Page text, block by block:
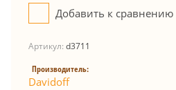
Добавить к сравнению
Артикул: d3711
Производитель:
Davidoff